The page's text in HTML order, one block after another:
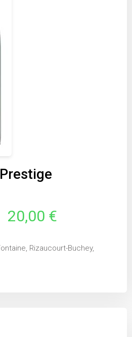
20,00 €
Rizaucourt-Buchey,